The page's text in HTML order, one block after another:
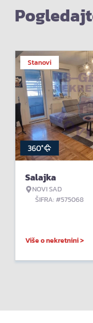
Stanovi
360°
Salajka
NOVI SAD
ŠIFRA: #575068
Više o nekretnini >